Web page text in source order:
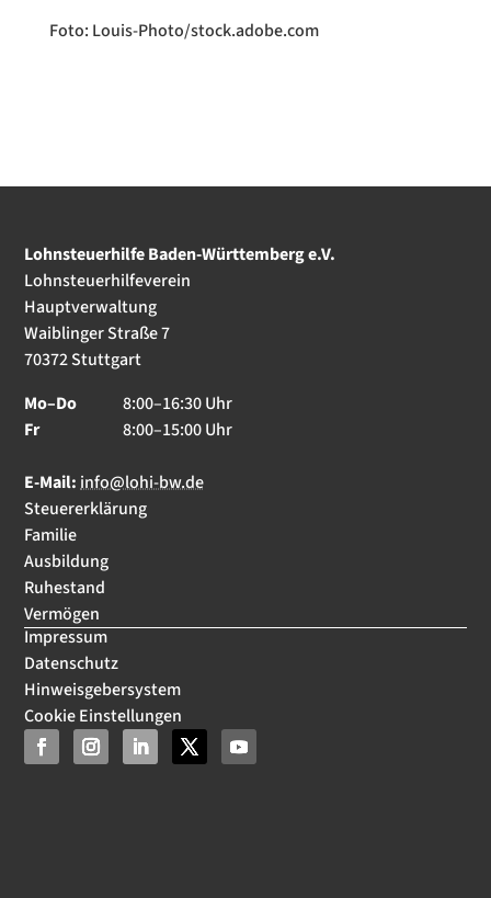
Foto: Louis-Photo/stock.adobe.com
Lohnsteuerhilfe Baden-Württemberg e.V.
Lohnsteuerhilfeverein
Hauptverwaltung
Waiblinger Straße 7
70372 Stuttgart
Mo–Do
8:00–16:30 Uhr
Fr
8:00–15:00 Uhr
E-Mail: info@lohi-bw.de
Steuererklärung
Familie
Ausbildung
Ruhestand
Vermögen
Impressum
Datenschutz
Hinweisgebersystem
Cookie Einstellungen